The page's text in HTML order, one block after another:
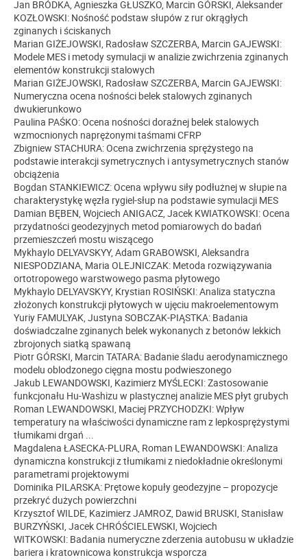
Jan BRÓDKA, Agnieszka GŁUSZKO, Marcin GÓRSKI, Aleksander
KOZŁOWSKI: Nośność podstaw słupów z rur okrągłych
zginanych i ściskanych
Marian GIŻEJOWSKI, Radosław SZCZERBA, Marcin GAJEWSKI:
Modele MES i metody symulacji w analizie zwichrzenia zginanych
elementów konstrukcji stalowych
Marian GIŻEJOWSKI, Radosław SZCZERBA, Marcin GAJEWSKI:
Numeryczna ocena nośności belek stalowych zginanych
dwukierunkowo
Paulina PAŚKO: Ocena nośności doraźnej belek stalowych
wzmocnionych naprężonymi taśmami CFRP
Zbigniew STACHURA: Ocena zwichrzenia sprężystego na
podstawie interakcji symetrycznych i antysymetrycznych stanów
obciążenia
Bogdan STANKIEWICZ: Ocena wpływu siły podłużnej w słupie na
charakterystykę węzła rygiel-słup na podstawie symulacji MES
Damian BĘBEN, Wojciech ANIGACZ, Jacek KWIATKOWSKI: Ocena
przydatności geodezyjnych metod pomiarowych do badań
przemieszczeń mostu wiszącego
Mykhaylo DELYAVSKYY, Adam GRABOWSKI, Aleksandra
NIESPODZIANA, Maria OLEJNICZAK: Metoda rozwiązywania
ortotropowego warstwowego pasma płytowego
Mykhaylo DELYAVSKYY, Krystian ROSIŃSKI: Analiza statyczna
złożonych konstrukcji płytowych w ujęciu makroelementowym
Yuriy FAMULYAK, Justyna SOBCZAK-PIĄSTKA: Badania
doświadczalne zginanych belek wykonanych z betonów lekkich
zbrojonych siatką spawaną
Piotr GÓRSKI, Marcin TATARA: Badanie śladu aerodynamicznego
modelu oblodzonego cięgna mostu podwieszonego
Jakub LEWANDOWSKI, Kazimierz MYŚLECKI: Zastosowanie
funkcjonału Hu-Washizu w plastycznej analizie MES płyt grubych
Roman LEWANDOWSKI, Maciej PRZYCHODZKI: Wpływ
temperatury na właściwości dynamiczne ram z lepkosprężystymi
tłumikami drgań ...
Magdalena ŁASECKA-PLURA, Roman LEWANDOWSKI: Analiza
dynamiczna konstrukcji z tłumikami z niedokładnie określonymi
parametrami projektowymi
Dominika PILARSKA: Prętowe kopuły geodezyjne – propozycje
przekryć dużych powierzchni
Krzysztof WILDE, Kazimierz JAMROZ, Dawid BRUSKI, Stanisław
BURZYŃSKI, Jacek CHRÓŚCIELEWSKI, Wojciech
WITKOWSKI: Badania numeryczne zderzenia autobusu w układzie
bariera i kratownicowa konstrukcja wsporcza